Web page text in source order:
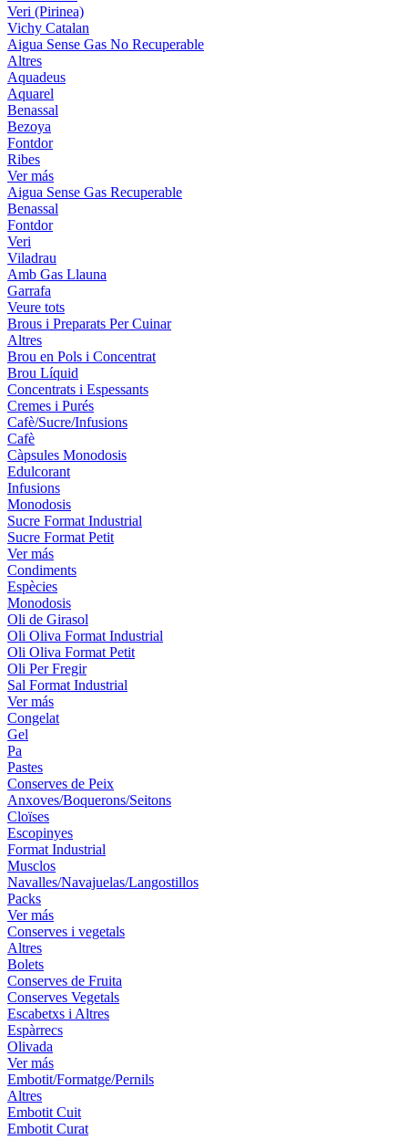
Veri (Pirinea)
Vichy Catalan
Aigua Sense Gas No Recuperable
Altres
Aquadeus
Aquarel
Benassal
Bezoya
Fontdor
Ribes
Ver más
Aigua Sense Gas Recuperable
Benassal
Fontdor
Veri
Viladrau
Amb Gas Llauna
Garrafa
Veure tots
Brous i Preparats Per Cuinar
Altres
Brou en Pols i Concentrat
Brou Líquid
Concentrats i Espessants
Cremes i Purés
Cafè/Sucre/Infusions
Cafè
Càpsules Monodosis
Edulcorant
Infusions
Monodosis
Sucre Format Industrial
Sucre Format Petit
Ver más
Condiments
Espècies
Monodosis
Oli de Girasol
Oli Oliva Format Industrial
Oli Oliva Format Petit
Oli Per Fregir
Sal Format Industrial
Ver más
Congelat
Gel
Pa
Pastes
Conserves de Peix
Anxoves/Boquerons/Seitons
Cloïses
Escopinyes
Format Industrial
Musclos
Navalles/Navajuelas/Langostillos
Packs
Ver más
Conserves i vegetals
Altres
Bolets
Conserves de Fruita
Conserves Vegetals
Escabetxs i Altres
Espàrrecs
Olivada
Ver más
Embotit/Formatge/Pernils
Altres
Embotit Cuit
Embotit Curat